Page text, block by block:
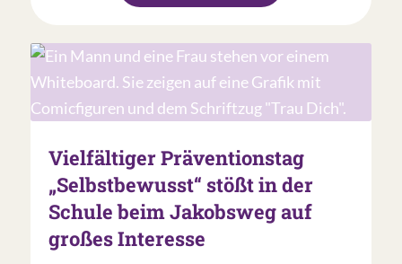
Vielfältiger Präventionstag
„Selbstbewusst“ stößt in der
Schule beim Jakobsweg auf
großes Interesse